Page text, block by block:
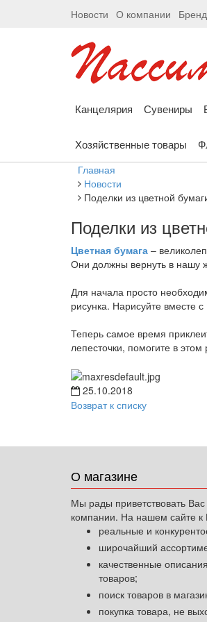
Новости О компании
Канцелярия Сувениры
Хозяйственные товары
Главная
Новости
Поделки из цветной
Поделки из
Цветная бумага –
Они должны вернуть в нашу
Для начала просто
рисунка. Нарисуйте вместе
Теперь самое время
лепесточки, помогите в
25.10.2018
Возврат к списку
О магазине
Мы рады приветствовать
компании. На нашем сайте к
реальные и
широчайший
качественные
товаров;
поиск товаров в
покупка товара, не